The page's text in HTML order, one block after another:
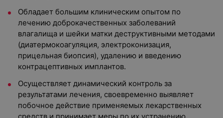
Обладает большим клиническим опытом по
лечению доброкачественных заболеваний
влагалища и шейки матки деструктивными методами
(диатермокоагуляция, электроконизация,
прицельная биопсия), удалению и введению
контрацептивных имплантов.
Осуществляет динамический контроль за
результатами лечения, своевременно выявляет
побочное действие применяемых лекарственных